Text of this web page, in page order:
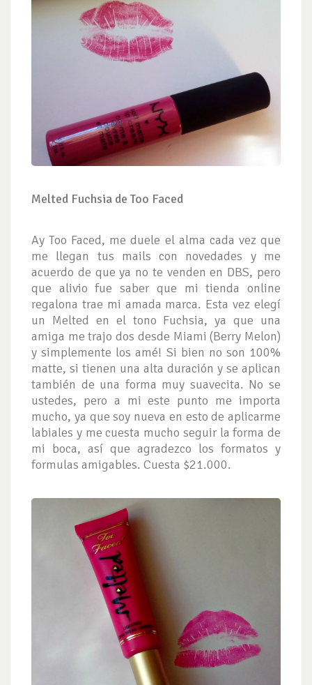
Melted Fuchsia de Too Faced
Ay Too Faced, me duele el alma cada vez que
me llegan tus mails con novedades y me
acuerdo de que ya no te venden en DBS, pero
que alivio fue saber que mi tienda online
regalona trae mi amada marca. Esta vez elegí
un Melted en el tono Fuchsia, ya que una
amiga me trajo dos desde Miami (Berry Melon)
y simplemente los amé! Si bien no son 100%
matte, si tienen una alta duración y se aplican
también de una forma muy suavecita. No se
ustedes, pero a mi este punto me importa
mucho, ya que soy nueva en esto de aplicarme
labiales y me cuesta mucho seguir la forma de
mi boca, así que agradezco los formatos y
formulas amigables. Cuesta $21.000.